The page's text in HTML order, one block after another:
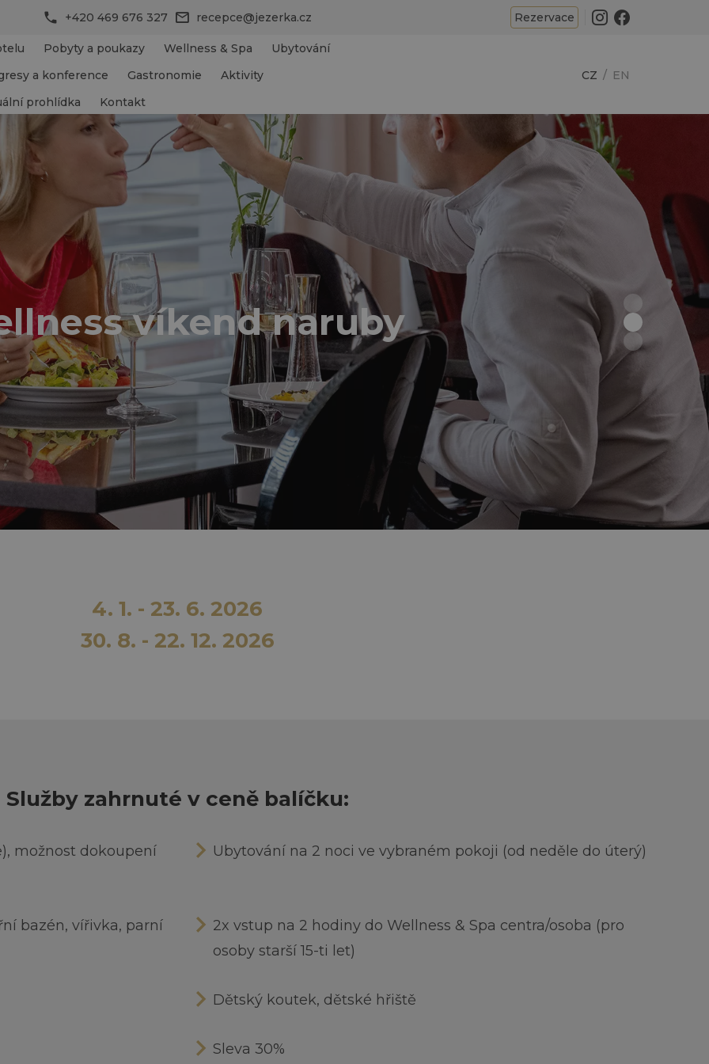
+420 469 676 327 recepce@jezerka.cz Rezervace
Pobyty a poukazy Wellness & Spa
Ubytování
a konference
Gastronomie
Aktivity
prohlídka
Kontakt
CZ EN
víkend naruby
4. 1. - 23. 6. 2026
30. 8. - 22. 12. 2026
Služby zahrnuté v ceně balíčku:
možnost dokoupení
Ubytování na 2 noci ve vybraném pokoji (od neděle do úterý)
bazén, vířivka, parní
2x vstup na 2 hodiny do Wellness & Spa centra/osoba (pro
osoby starší 15-ti let)
Dětský koutek, dětské hřiště
Sleva 30%